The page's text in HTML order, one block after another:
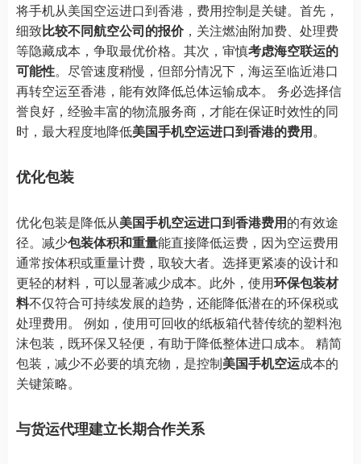
将手机从美国空运进口到香港，费用控制是关键。首先，
细致比较不同航空公司的报价，关注燃油附加费、处理费
等隐藏成本，争取最优价格。其次，审慎考虑海空联运的
可能性。尽管速度稍慢，但部分情况下，海运至临近港口
再转空运至香港，能有效降低总体运输成本。 务必选择信
誉良好，经验丰富的物流服务商，才能在保证时效性的同
时，最大程度地降低美国手机空运进口到香港的费用。
优化包装
优化包装是降低从美国手机空运进口到香港费用的有效途
径。减少包装体积和重量能直接降低运费，因为空运费用
通常按体积或重量计费，取较大者。选择更紧凑的设计和
更轻的材料，可以显著减少成本。此外，使用环保包装材
料不仅符合可持续发展的趋势，还能降低潜在的环保税或
处理费用。 例如，使用可回收的纸板箱代替传统的塑料泡
沫包装，既环保又轻便，有助于降低整体进口成本。 精简
包装，减少不必要的填充物，是控制美国手机空运成本的
关键策略。
与货运代理建立长期合作关系